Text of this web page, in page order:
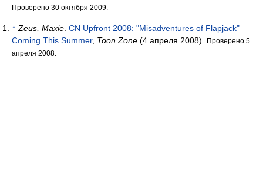
Проверено 30 октября 2009.
↑ Zeus, Maxie CN Upfront 2008: "Misadventures of Flapjack"
Coming This Summer, Toon Zone (4 апреля 2008).
Проверено 5
апреля 2008.